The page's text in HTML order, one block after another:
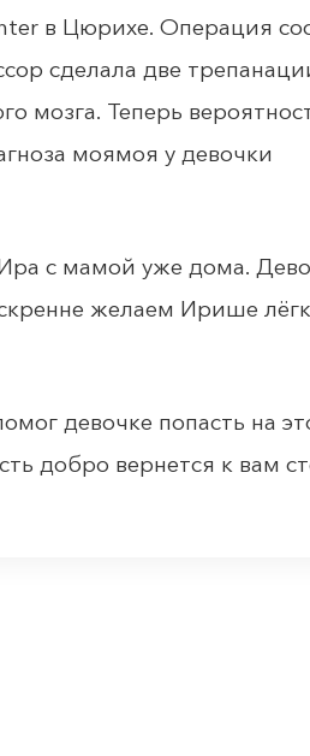
в Цюрихе. Операция
сделала две
мозга. Теперь
моямоя у девочки
с мамой уже дома.
желаем Ирише
девочке попасть на
добро вернется к вам